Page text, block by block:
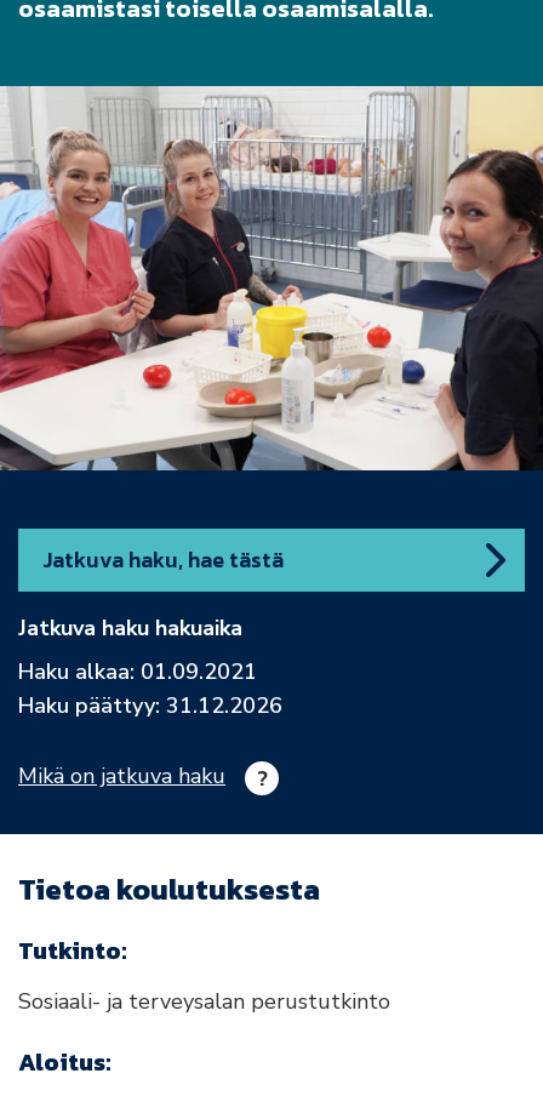
osaamistasi toisella osaamisalalla.
Jatkuva haku, hae tästä
Jatkuva haku hakuaika
Haku alkaa: 01.09.2021
Haku päättyy: 31.12.2026
Mikä on jatkuva haku
Tietoa koulutuksesta
Tutkinto:
Sosiaali- ja terveysalan perustutkinto
Aloitus: